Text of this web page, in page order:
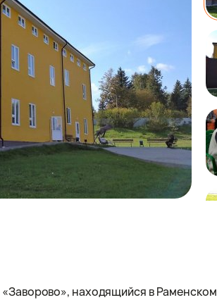
находящийся в